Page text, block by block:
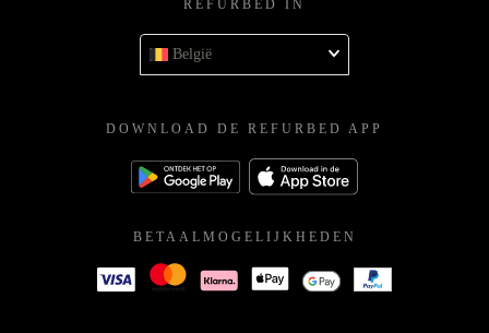
REFURBED IN
België
DOWNLOAD DE REFURBED APP
BETAALMOGELIJKHEDEN